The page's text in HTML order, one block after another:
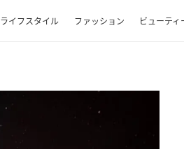
ライフスタイル ファッション ビューティ